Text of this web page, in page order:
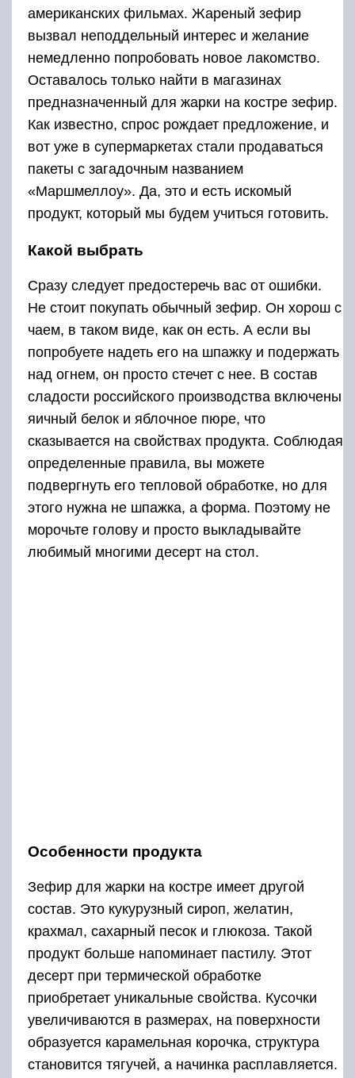
американских фильмах. Жареный зефир
вызвал неподдельный интерес и желание
немедленно попробовать новое лакомство.
Оставалось только найти в магазинах
предназначенный для жарки на костре зефир.
Как известно, спрос рождает предложение, и
вот уже в супермаркетах стали продаваться
пакеты с загадочным названием
«Маршмеллоу». Да, это и есть искомый
продукт, который мы будем учиться готовить.
Какой выбрать
Сразу следует предостеречь вас от ошибки.
Не стоит покупать обычный зефир. Он хорош с
чаем, в таком виде, как он есть. А если вы
попробуете надеть его на шпажку и подержать
над огнем, он просто стечет с нее. В состав
сладости российского производства включены
яичный белок и яблочное пюре, что
сказывается на свойствах продукта. Соблюдая
определенные правила, вы можете
подвергнуть его тепловой обработке, но для
этого нужна не шпажка, а форма. Поэтому не
морочьте голову и просто выкладывайте
любимый многими десерт на стол.
Особенности продукта
Зефир для жарки на костре имеет другой
состав. Это кукурузный сироп, желатин,
крахмал, сахарный песок и глюкоза. Такой
продукт больше напоминает пастилу. Этот
десерт при термической обработке
приобретает уникальные свойства. Кусочки
увеличиваются в размерах, на поверхности
образуется карамельная корочка, структура
становится тягучей, а начинка расплавляется.